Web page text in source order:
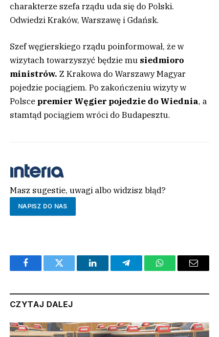
charakterze szefa rządu uda się do Polski.
Odwiedzi Kraków, Warszawę i Gdańsk.
Szef węgierskiego rządu poinformował, że w
wizytach towarzyszyć będzie mu siedmioro
ministrów. Z Krakowa do Warszawy Magyar
pojedzie pociągiem. Po zakończeniu wizyty w
Polsce premier Węgier pojedzie do Wiednia, a
stamtąd pociągiem wróci do Budapesztu.
Masz sugestie, uwagi albo widzisz błąd?
NAPISZ DO NAS
FacebookTwitter LinkedInTelegramWhatsAppEmail
CZYTAJ DALEJ